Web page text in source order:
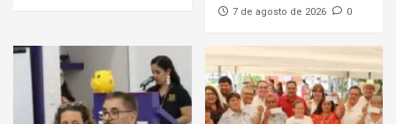
7 de agosto de 2026
0